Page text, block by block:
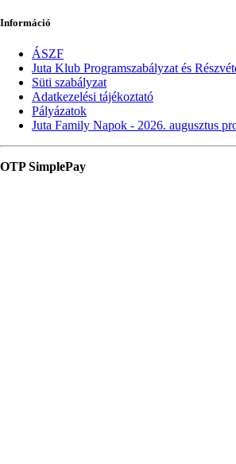
Információ
ÁSZF
Juta Klub Programszabályzat és
Süti szabályzat
Adatkezelési tájékoztató
Pályázatok
Juta Family Napok - 2026. augusztus
OTP SimplePay